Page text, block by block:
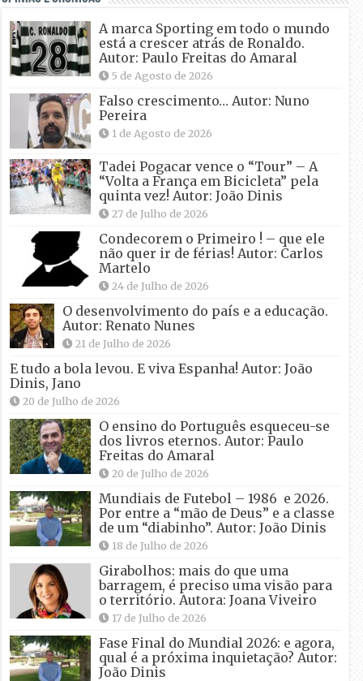
A marca Sporting em todo o mundo
está a crescer atrás de Ronaldo.
Autor: Paulo Freitas do Amaral
5 de Agosto de 2026
Falso crescimento… Autor: Nuno
Pereira
1 de Agosto de 2026
Tadei Pogacar vence o “Tour” – A
“Volta a França em Bicicleta” pela
quinta vez! Autor: João Dinis
27 de Julho de 2026
Condecorem o Primeiro ! – que ele
não quer ir de férias! Autor: Carlos
Martelo
24 de Julho de 2026
O desenvolvimento do país e a educação.
Autor: Renato Nunes
21 de Julho de 2026
E tudo a bola levou. E viva Espanha! Autor: João
Dinis, Jano
20 de Julho de 2026
O ensino do Português esqueceu-se
dos livros eternos. Autor: Paulo
Freitas do Amaral
20 de Julho de 2026
Mundiais de Futebol – 1986 e 2026.
Por entre a “mão de Deus” e a classe
de um “diabinho”. Autor: João Dinis
18 de Julho de 2026
Girabolhos: mais do que uma
barragem, é preciso uma visão para
o território. Autora: Joana Viveiro
17 de Julho de 2026
Fase Final do Mundial 2026: e agora,
qual é a próxima inquietação? Autor:
João Dinis